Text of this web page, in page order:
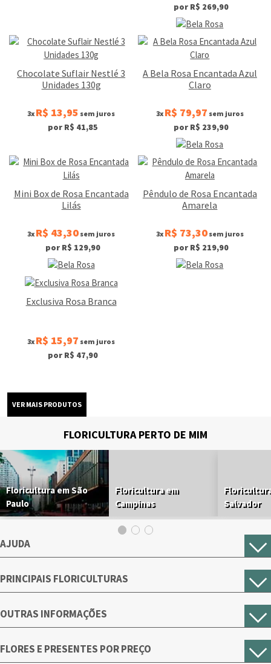
por R$ 269,90
Chocolate Suflair Nestlé 3
Unidades 130g
3x R$ 13,95 sem juros
por R$ 41,85
A Bela Rosa Encantada Azul
Claro
3x R$ 79,97 sem juros
por R$ 239,90
Mini Box de Rosa Encantada
Lilás
3x R$ 43,30 sem juros
por R$ 129,90
Pêndulo de Rosa Encantada
Amarela
3x R$ 73,30sem juros
por R$ 219,90
Exclusiva Rosa Branca
3x R$ 15,97 sem juros
por R$ 47,90
FLORICULTURA PERTO DE MIM
Floricultura em São
Paulo
Floricultura em
Campinas
Salvador
AJUDA
PRINCIPAIS FLORICULTURAS
OUTRAS INFORMAÇÕES
FLORES E PRESENTES POR PREÇO